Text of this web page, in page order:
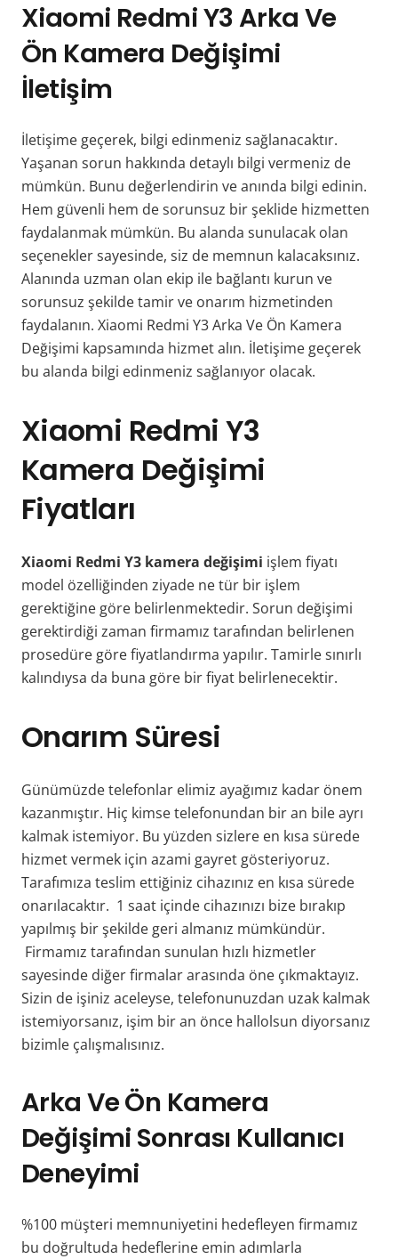
Xiaomi Redmi Y3 Arka Ve
Ön Kamera Değişimi
İletişim
İletişime geçerek, bilgi edinmeniz sağlanacaktır.
Yaşanan sorun hakkında detaylı bilgi vermeniz de
mümkün. Bunu değerlendirin ve anında bilgi edinin.
Hem güvenli hem de sorunsuz bir şeklide hizmetten
faydalanmak mümkün. Bu alanda sunulacak olan
seçenekler sayesinde, siz de memnun kalacaksınız.
Alanında uzman olan ekip ile bağlantı kurun ve
sorunsuz şekilde tamir ve onarım hizmetinden
faydalanın. Xiaomi Redmi Y3 Arka Ve Ön Kamera
Değişimi kapsamında hizmet alın. İletişime geçerek
bu alanda bilgi edinmeniz sağlanıyor olacak.
Xiaomi Redmi Y3
Kamera Değişimi
Fiyatları
Xiaomi Redmi Y3 kamera değişimi işlem fiyatı
model özelliğinden ziyade ne tür bir işlem
gerektiğine göre belirlenmektedir. Sorun değişimi
gerektirdiği zaman firmamız tarafından belirlenen
prosedüre göre fiyatlandırma yapılır. Tamirle sınırlı
kalındıysa da buna göre bir fiyat belirlenecektir.
Onarım Süresi
Günümüzde telefonlar elimiz ayağımız kadar önem
kazanmıştır. Hiç kimse telefonundan bir an bile ayrı
kalmak istemiyor. Bu yüzden sizlere en kısa sürede
hizmet vermek için azami gayret gösteriyoruz.
Tarafımıza teslim ettiğiniz cihazınız en kısa sürede
onarılacaktır. 1 saat içinde cihazınızı bize bırakıp
yapılmış bir şekilde geri almanız mümkündür.
Firmamız tarafından sunulan hızlı hizmetler
sayesinde diğer firmalar arasında öne çıkmaktayız.
Sizin de işiniz aceleyse, telefonunuzdan uzak kalmak
istemiyorsanız, işim bir an önce hallolsun diyorsanız
bizimle çalışmalısınız.
Arka Ve Ön Kamera
Değişimi Sonrası Kullanıcı
Deneyimi
%100 müşteri memnuniyetini hedefleyen firmamız
bu doğrultuda hedeflerine emin adımlarla